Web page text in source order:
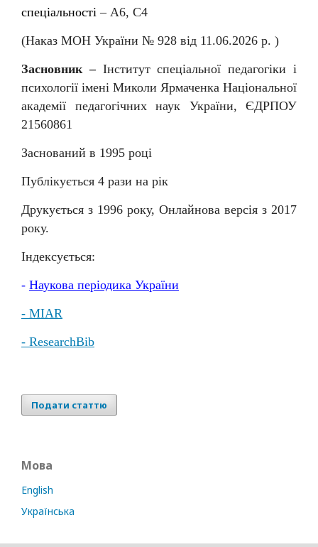
спеціальності–А6, С4
(Наказ МОН України № 928 від 11 .06.2026 р. )
Засновник – Інститут спеціальної педагогіки і
психології імені Миколи Ярмаченка Національної
академії педагогічних наук України, ЄДРПОУ
21560861
Заснований в 1995 році
Публікується 4 рази на рік
Друкується з 1996 року, Онлайнова версія з 2017
року.
Індексується:
- Наукова періодика України
- MIAR
- ResearchBib
Подати статтю
Мова
English
Українська